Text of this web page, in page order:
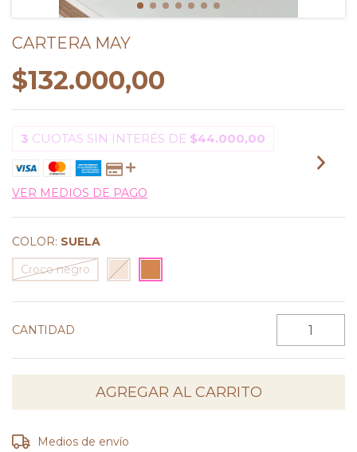
CARTERA MAY
$132.000,00
3 CUOTAS SIN INTERÉS DE $44.000,00
VER MEDIOS DE PAGO
COLOR: SUELA
Croco negro
CANTIDAD
Entregas para el CP:
Medios de envío